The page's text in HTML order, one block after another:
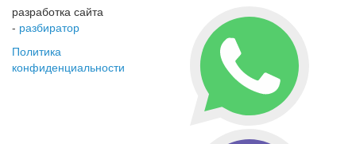
разработка сайта
- разбиратор
Политика
конфиденциальности